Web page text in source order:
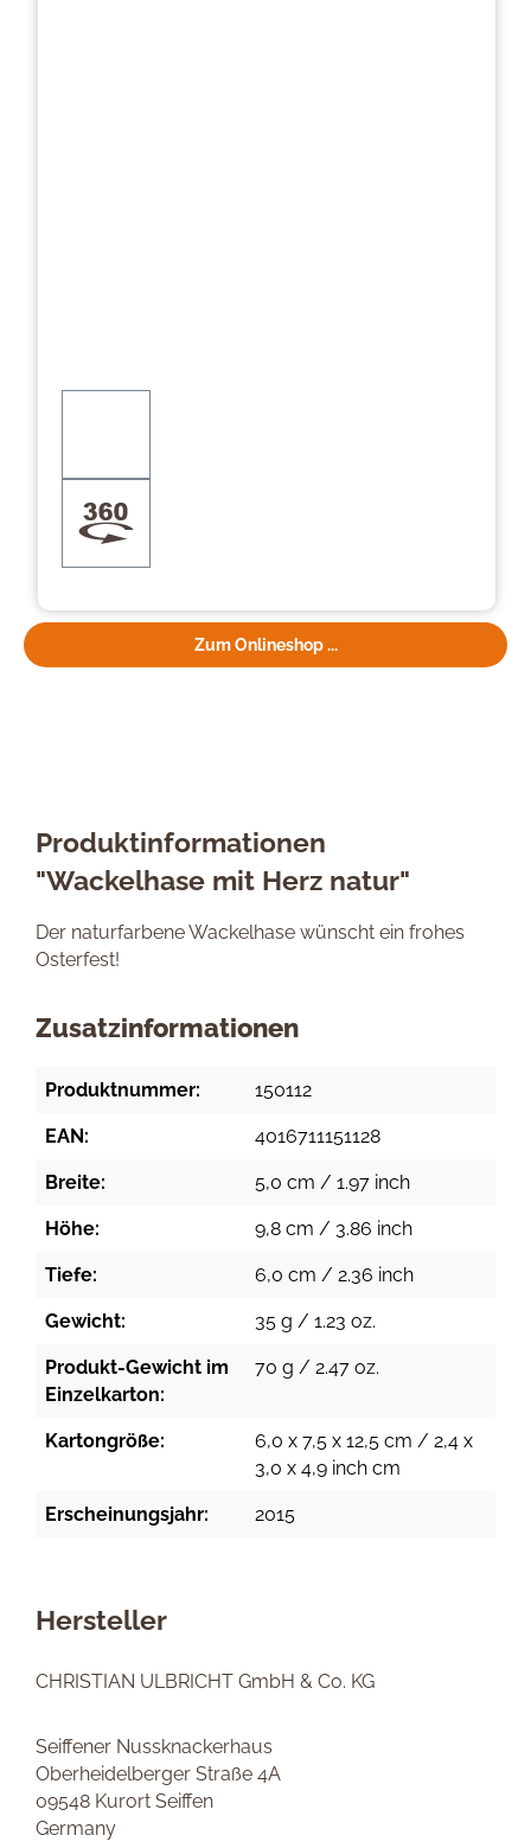
Zum Onlineshop ...
Produktinformationen
"Wackelhase mit Herz natur"
Der naturfarbene Wackelhase wünscht ein frohes
Osterfest!
Zusatzinformationen
Produktnummer: 150112
EAN: 4016711151128
Breite: 5,0 cm / 1.97 inch
Höhe: 9,8 cm / 3.86 inch
Tiefe: 6,0 cm / 2.36 inch
Gewicht: 35 g / 1.23 oz.
Produkt-Gewicht im
Einzelkarton:
70 g / 2.47 oz.
Kartongröße:
6,0 x 7,5 x 12,5 cm / 2,4 x
3,0 x 4,9 inch cm
Erscheinungsjahr: 2015
Hersteller
CHRISTIAN ULBRICHT GmbH & Co. KG
Seiffener Nussknackerhaus
Oberheidelberger Straße 4A
09548 Kurort Seiffen
Germany